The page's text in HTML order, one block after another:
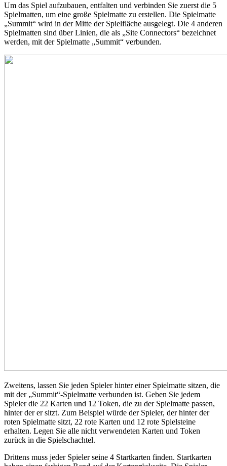
Um das Spiel aufzubauen, entfalten und verbinden Sie zuerst die 5
Spielmatten, um eine große Spielmatte zu erstellen. Die Spielmatte
„Summit“ wird in der Mitte der Spielfläche ausgelegt. Die 4 anderen
Spielmatten sind über Linien, die als „Site Connectors“ bezeichnet
werden, mit der Spielmatte „Summit“ verbunden.
Zweitens, lassen Sie jeden Spieler hinter einer Spielmatte sitzen, die
mit der „Summit“-Spielmatte verbunden ist. Geben Sie jedem
Spieler die 22 Karten und 12 Token, die zu der Spielmatte passen,
hinter der er sitzt. Zum Beispiel würde der Spieler, der hinter der
roten Spielmatte sitzt, 22 rote Karten und 12 rote Spielsteine ​​
erhalten. Legen Sie alle nicht verwendeten Karten und Token
zurück in die Spielschachtel.
Drittens muss jeder Spieler seine 4 Startkarten finden. Startkarten